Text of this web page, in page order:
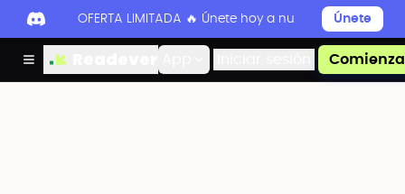
OFERTA LIMITADA 🔥 Únete hoy a nuestro Discord
Únete